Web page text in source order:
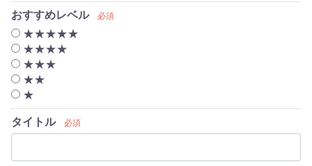
おすすめレベル 必須
★★★★★
★★★★
★★★
★★
★
タイトル 必須